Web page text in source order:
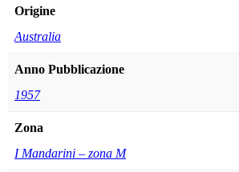
Origine
Australia
Anno Pubblicazione
1957
Zona
I Mandarini – zona M